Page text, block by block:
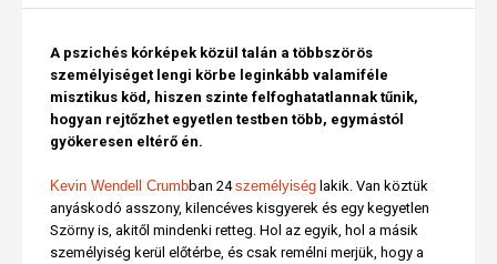
A pszichés kórképek közül talán a többszörös
személyiséget lengi körbe leginkább valamiféle
misztikus köd, hiszen szinte felfoghatatlannak tűnik,
hogyan rejtőzhet egyetlen testben több, egymástól
gyökeresen eltérő én.
Kevin Wendell Crumbban 24személyiség lakik. Van köztük
anyáskodó asszony, kilencéves kisgyerek és egy kegyetlen
Szörny is, akitől mindenki retteg. Hol az egyik, hol a másik
személyiség kerül előtérbe, és csak remélni merjük, hogy a